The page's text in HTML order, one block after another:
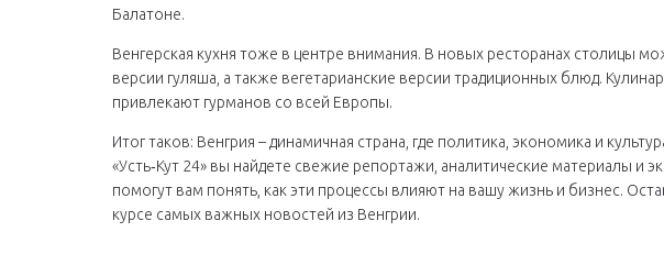
Балатоне.
Венгерская кухня тоже в центре внимания. В новых ресторанах столицы
версии гуляша, а также вегетарианские версии традиционных блюд.
привлекают гурманов со всей Европы.
Итог таков: Венгрия – динамичная страна, где политика, экономика и
«Усть‑Кут 24» вы найдете свежие репортажи, аналитические материалы и
помогут вам понять, как эти процессы влияют на вашу жизнь и бизнес.
курсе самых важных новостей из Венгрии.